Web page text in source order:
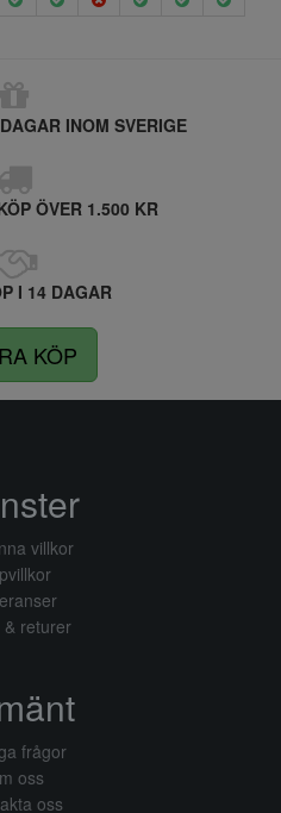
INOM SVERIGE
ÖVER 1.500 KR
I 14 DAGAR
KÖP
villkor
& returer
frågor
oss
oss